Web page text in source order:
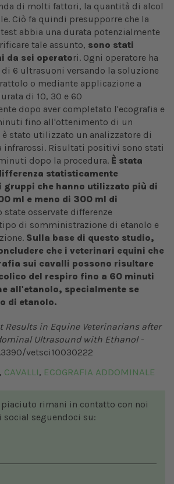
di molti fattori, la quantità di alcol
Ciò fa quindi presupporre che la
abbia una durata potenzialmente
tale assunto, sono stati
da sei operatori. Ogni operatore ha
6 ultrasuoni versando la soluzione
o mediante applicazione a
di 10, 30 e 60
dopo aver completato l'ecografia e
fino all'ottenimento di un
stato utilizzato un analizzatore di
infrarossi. Risultati positivi sono stati
dopo la procedura. È stata
statisticamente
che hanno utilizzato più di
ml e meno di 300 ml di
state osservate differenze
di somministrazione di etanolo e
Sulla base di questo studio,
che i veterinari equini che
sui cavalli possono risultare
del respiro fino a 60 minuti
all'etanolo, specialmente se
di etanolo.
Results in Equine Veterinarians after
Ultrasound with Ethanol -
vetsci10030222
, CAVALLI, ECOGRAFIA ADDOMINALE
rimani in contatto con noi
seguendoci su: